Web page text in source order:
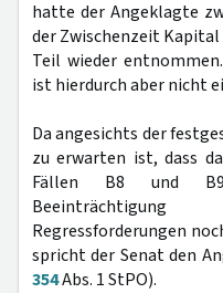
hatte der Angeklagte
der Zwischenzeit
Teil wieder
ist hierdurch aber nicht
Da angesichts der
zu erwarten ist, dass
Fällen B8 und B9
Regressforderungen
spricht der Senat den
354Abs. 1 StPO).